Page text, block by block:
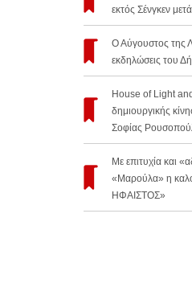
εκτός Σένγκεν
Ο Αύγουστος της
εκδηλώσεις του
House of Light
δημιουργικής
Σοφίας
Με επιτυχία και
«Μαρούλα» η
ΗΦΑΙΣΤΟΣ»